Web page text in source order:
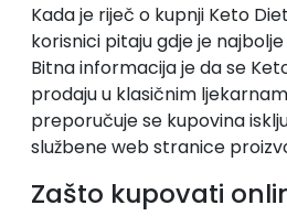
Kada je riječ o kupnji Keto
korisnici pitaju gdje je
Bitna informacija je da se
prodaju u klasičnim
preporučuje se kupovina
službene web stranice
Zašto kupovati